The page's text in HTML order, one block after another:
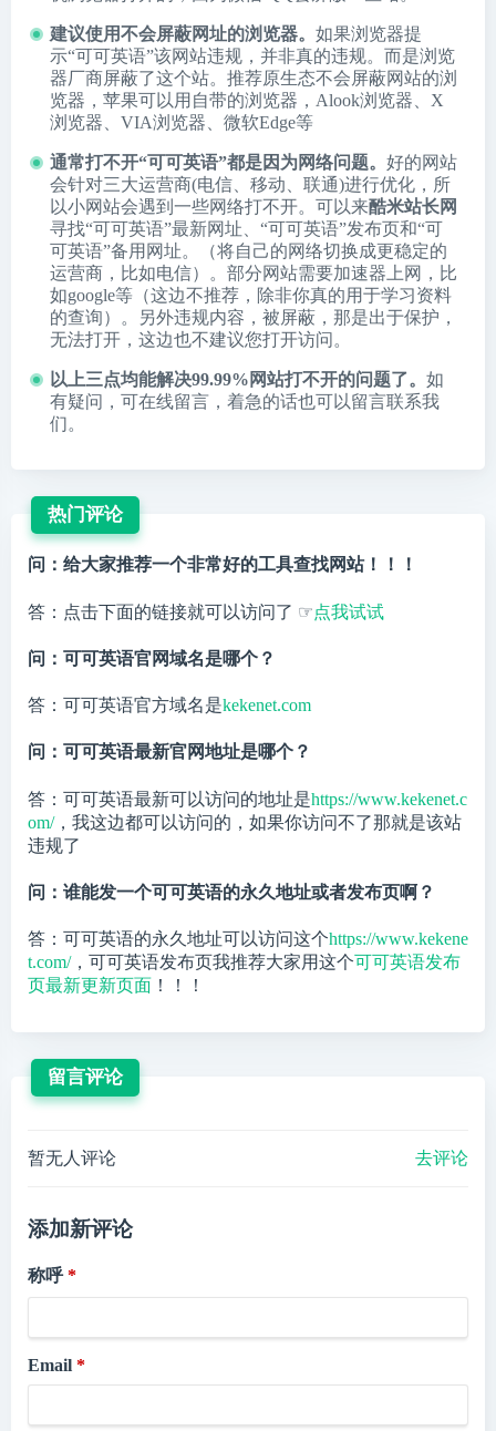
建议使用不会屏蔽网址的浏览器。 如果浏览器提
示“可可英语”该网站违规，并非真的违规。而是浏览
器厂商屏蔽了这个站。推荐原生态不会屏蔽网站的浏
览器，苹果可以用自带的浏览器， Alook浏览器
X
浏览器
VIA浏览器 微软Edge等
通常打不开“可可英语”都是因为网络问题。 好的网站
会针对三大运营商(电信、移动、联通)进行优化，所
以小网站会遇到一些网络打不开。可以来酷米站长网
寻找“可可英语”最新网址、“可可英语”发布页和“可
可英语”备用网址。（将自己的网络切换成更稳定的
运营商，比如电信）。部分网站需要加速器上网，比
如google等（这边不推荐，除非你真的用于学习资料
的查询）。另外违规内容，被屏蔽，那是出于保护，
无法打开，这边也不建议您打开访问。
以上三点均能解决99.99%网站打不开的问题了。 如
有疑问，可在线留言，着急的话也可以留言联系我
们。
热门评论
问：给大家推荐一个非常好的工具查找网站！！！
答：点击下面的链接就可以访问了 ☞点我试试
问：可可英语官网域名是哪个？
答：可可英语官方域名是kekenet.com
问：可可英语最新官网地址是哪个？
答：可可英语最新可以访问的地址是https://www.kekenet.c
om/，我这边都可以访问的，如果你访问不了那就是该站
违规了
问：谁能发一个可可英语的永久地址或者发布页啊？
答：可可英语的永久地址可以访问这个https://www.kekene
t.com/，可可英语发布页我推荐大家用这个可可英语发布
页最新更新页面 ！！！
留言评论
暂无人评论 去评论
添加新评论
称呼
Email